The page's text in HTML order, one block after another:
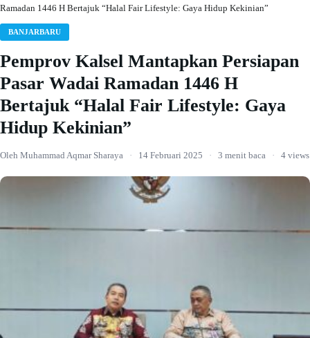
Ramadan 1446 H Bertajuk “Halal Fair Lifestyle: Gaya Hidup Kekinian”
BANJARBARU
Pemprov Kalsel Mantapkan Persiapan
Pasar Wadai Ramadan 1446 H
Bertajuk “Halal Fair Lifestyle: Gaya
Hidup Kekinian”
Oleh Muhammad Aqmar Sharaya · 14 Februari 2025 · 3 menit baca · 4 views